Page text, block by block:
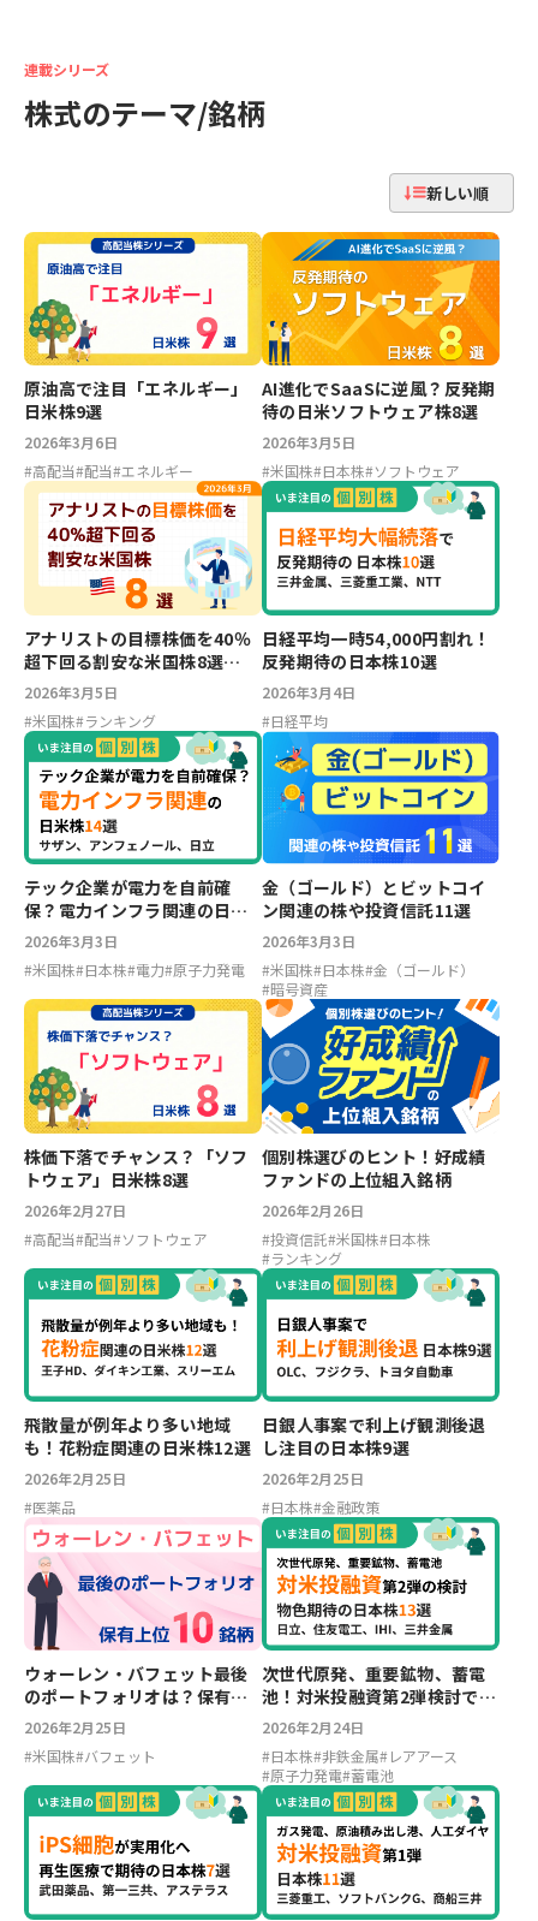
連載シリーズ
株式のテーマ/銘柄
新しい順
原油高で注目「エネルギー」
日米株9選
2026年3月6日
#高配当#配当#エネルギー
AI進化でSaaSに逆風？反発期
待の日米ソフトウェア株8選
2026年3月5日
#米国株#日本株#ソフトウェア
アナリストの目標株価を40％
超下回る割安な米国株8選
【2026年3月】
2026年3月5日
#米国株#ランキング
日経平均一時54,000円割れ！
反発期待の日本株10選
2026年3月4日
#日経平均
テック企業が電力を自前確
保？電力インフラ関連の日米
株14選
2026年3月3日
#米国株#日本株#電力#原子力発電
金（ゴールド）とビットコイ
ン関連の株や投資信託11選
2026年3月3日
#米国株#日本株#金（ゴールド）
#暗号資産
株価下落でチャンス？「ソフ
トウェア」日米株8選
2026年2月27日
#高配当#配当#ソフトウェア
個別株選びのヒント！好成績
ファンドの上位組入銘柄
2026年2月26日
#投資信託#米国株#日本株
#ランキング
飛散量が例年より多い地域
も！花粉症関連の日米株12選
2026年2月25日
#医薬品
日銀人事案で利上げ観測後退
し注目の日本株9選
2026年2月25日
#日本株#金融政策
ウォーレン・バフェット最後
のポートフォリオは？保有上
位10銘柄
2026年2月25日
#米国株#バフェット
次世代原発、重要鉱物、蓄電
池！対米投融資第2弾検討で物
色期待銘柄13選
2026年2月24日
#日本株#非鉄金属#レアアース
#原子力発電#蓄電池